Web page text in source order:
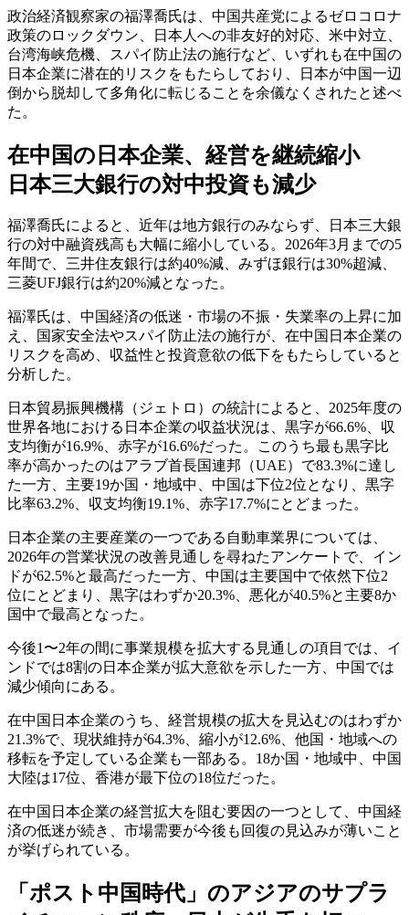
政治経済観察家の福澤喬氏は、中国共産党によるゼロコロナ
政策のロックダウン、日本人への非友好的対応、米中対立、
台湾海峡危機、スパイ防止法の施行など、いずれも在中国の
日本企業に潜在的リスクをもたらしており、日本が中国一辺
倒から脱却して多角化に転じることを余儀なくされたと述べ
た。
在中国の日本企業、経営を継続縮小
日本三大銀行の対中投資も減少
福澤喬氏によると、近年は地方銀行のみならず、日本三大銀
行の対中融資残高も大幅に縮小している。2026年3月までの5
年間で、三井住友銀行は約40%減、みずほ銀行は30%超減、
三菱UFJ銀行は約20%減となった。
福澤氏は、中国経済の低迷・市場の不振・失業率の上昇に加
え、国家安全法やスパイ防止法の施行が、在中国日本企業の
リスクを高め、収益性と投資意欲の低下をもたらしていると
分析した。
日本貿易振興機構（ジェトロ）の統計によると、2025年度の
世界各地における日本企業の収益状況は、黒字が66.6%、収
支均衡が16.9%、赤字が16.6%だった。このうち最も黒字比
率が高かったのはアラブ首長国連邦（UAE）で83.3%に達し
た一方、主要19か国・地域中、中国は下位2位となり、黒字
比率63.2%、収支均衡19.1%、赤字17.7%にとどまった。
日本企業の主要産業の一つである自動車業界については、
2026年の営業状況の改善見通しを尋ねたアンケートで、イン
ドが62.5%と最高だった一方、中国は主要国中で依然下位2
位にとどまり、黒字はわずか20.3%、悪化が40.5%と主要8か
国中で最高となった。
今後1〜2年の間に事業規模を拡大する見通しの項目では、イ
ンドでは8割の日本企業が拡大意欲を示した一方、中国では
減少傾向にある。
在中国日本企業のうち、経営規模の拡大を見込むのはわずか
21.3%で、現状維持が64.3%、縮小が12.6%、他国・地域への
移転を予定している企業も一部ある。18か国・地域中、中国
大陸は17位、香港が最下位の18位だった。
在中国日本企業の経営拡大を阻む要因の一つとして、中国経
済の低迷が続き、市場需要が今後も回復の見込みが薄いこと
が挙げられている。
「ポスト中国時代」のアジアのサプラ